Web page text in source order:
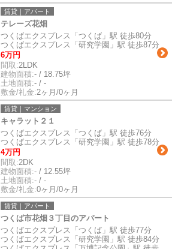
賃貸｜アパート
テレーズ花畑
つくばエクスプレス「つくば」駅 徒歩80分
つくばエクスプレス「研究学園」駅 徒歩87分
6万円
間取:2LDK
建物面積:- / 18.75坪
土地面積:- / -
敷金/礼金:2ヶ月/0ヶ月
賃貸｜マンション
キャラット２１
つくばエクスプレス「つくば」駅 徒歩76分
つくばエクスプレス「研究学園」駅 徒歩78分
4万円
間取:2DK
建物面積:- / 12.55坪
土地面積:- / -
敷金/礼金:0ヶ月/0ヶ月
賃貸｜アパート
つくば市花畑３丁目のアパート
つくばエクスプレス「つくば」駅 徒歩77分
つくばエクスプレス「研究学園」駅 徒歩84分